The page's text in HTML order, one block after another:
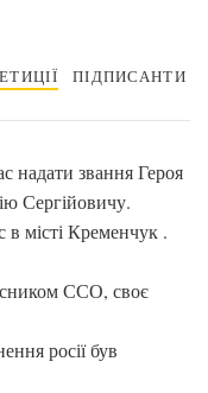
ПІДПИСАНТИ
звання Героя
Сергійовичу.
місті Кременчук .
ССО, своє
росії був